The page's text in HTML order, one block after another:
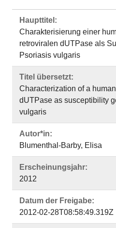
Haupttitel:
Charakterisierung einer
retroviralen dUTPase als
Psoriasis vulgaris
Titel übersetzt:
Characterization of a
dUTPase as susceptibility
vulgaris
Autor*in:
Blumenthal-Barby, Elisa
Erscheinungsjahr:
2012
Datum der Freigabe:
2012-02-28T08:58:49.319Z